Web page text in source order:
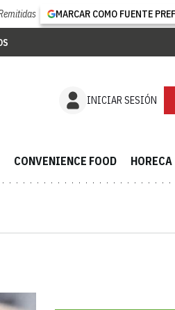
MARCAR COMO FUENTE
INICIAR SESIÓN
CONVENIENCE FOOD HORECA